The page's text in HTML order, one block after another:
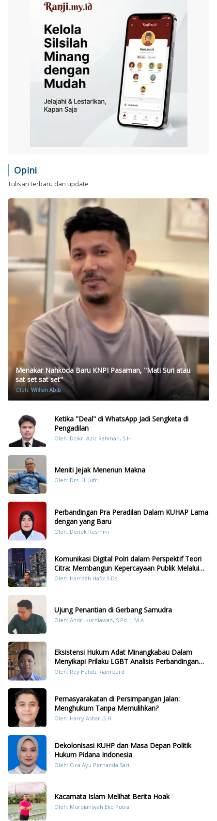
Opini
Tulisan terbaru dan update
Menakar Nahkoda Baru KNPI Pasaman, "Mati Suri atau
sat set sat set"
Oleh:Willian Abib
Ketika "Deal" di WhatsApp Jadi Sengketa di
Pengadilan
Oleh: Dzikri Aziz Rahman, S.H
Meniti Jejak Menenun Makna
Oleh: Drs. H. Jufri
Perbandingan Pra Peradilan Dalam KUHAP Lama
dengan yang Baru
Oleh: Denok Resmini
Komunikasi Digital Polri dalam Perspektif Teori
Citra: Membangun Kepercayaan Publik Melalui
Konten Humanis Kesiapsiagaan Bencana di
Oleh: Hamzah Hafiz S.Ds.
Ujung Penantian di Gerbang Samudra
Oleh: Andri Kurniawan, S.Pd.I., M.A.
Eksistensi Hukum Adat Minangkabau Dalam
Menyikapi Prilaku LGBT Analisis Perbandingan
Dengan Hukum Pidana
Oleh: Rey Hafidz Riamizard
Pemasyarakatan di Persimpangan Jalan:
Menghukum Tanpa Memulihkan?
Oleh: Harry Ashari,S.H.
Dekolonisasi KUHP dan Masa Depan Politik
Hukum Pidana Indonesia
Oleh: Cica Ayu Pernanda Sari
Kacamata Islam Melihat Berita Hoak
Oleh: Murdiansyah Eko Putra